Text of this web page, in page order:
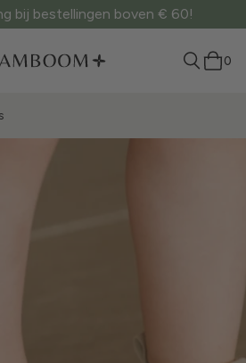
bij bestellingen boven € 60!
0